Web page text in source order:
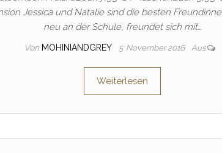
Jessica und Natalie sind die besten
neu an der Schule, freundet sich mit…
Von MOHINIANDGREY 5. November 2016 Aus
Weiterlesen